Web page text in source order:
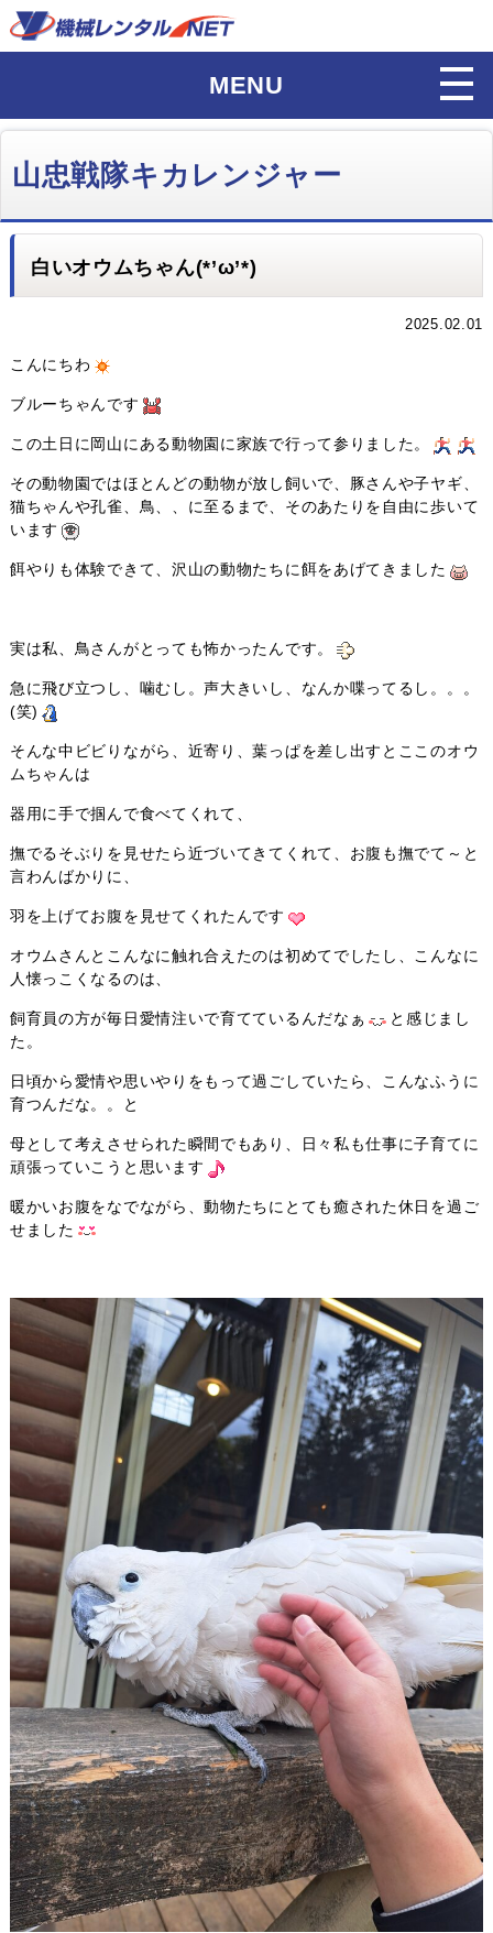
MENU
山忠戦隊キカレンジャー
白いオウムちゃん(*’ω’*)
2025.02.01
こんにちわ
ブルーちゃんです
この土日に岡山にある動物園に家族で行って参りました。
その動物園ではほとんどの動物が放し飼いで、豚さんや子ヤギ、
猫ちゃんや孔雀、鳥、、に至るまで、そのあたりを自由に歩いて
います
餌やりも体験できて、沢山の動物たちに餌をあげてきました
実は私、鳥さんがとっても怖かったんです。
急に飛び立つし、噛むし。声大きいし、なんか喋ってるし。。。
(笑)
そんな中ビビりながら、近寄り、葉っぱを差し出すとここのオウ
ムちゃんは
器用に手で掴んで食べてくれて、
撫でるそぶりを見せたら近づいてきてくれて、お腹も撫でて～と
言わんばかりに、
羽を上げてお腹を見せてくれたんです
オウムさんとこんなに触れ合えたのは初めてでしたし、こんなに
人懐っこくなるのは、
飼育員の方が毎日愛情注いで育てているんだなぁ
と感じまし
た。
日頃から愛情や思いやりをもって過ごしていたら、こんなふうに
育つんだな。。と
母として考えさせられた瞬間でもあり、日々私も仕事に子育てに
頑張っていこうと思います
暖かいお腹をなでながら、動物たちにとても癒された休日を過ご
せました